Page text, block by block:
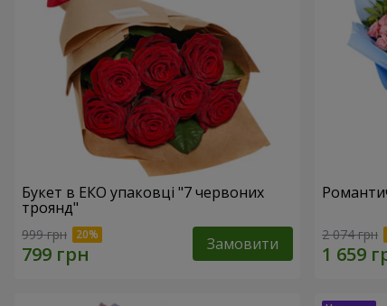
Букет в ЕКО упаковці "7 червоних
троянд"
999 грн Замовити 2 074 грн